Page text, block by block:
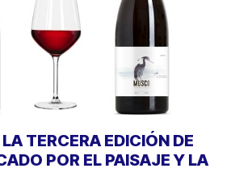
TERCERA EDICIÓN DE
POR EL PAISAJE Y LA